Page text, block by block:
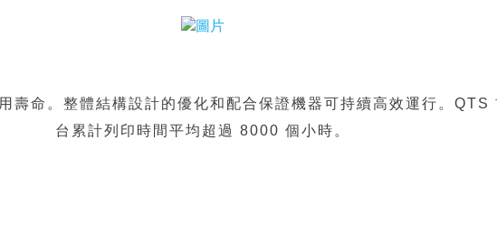
壽命。整體結構設計的優化和配合保證機器可持續高效運行。
台累計列印時間平均超過 8000 個小時。